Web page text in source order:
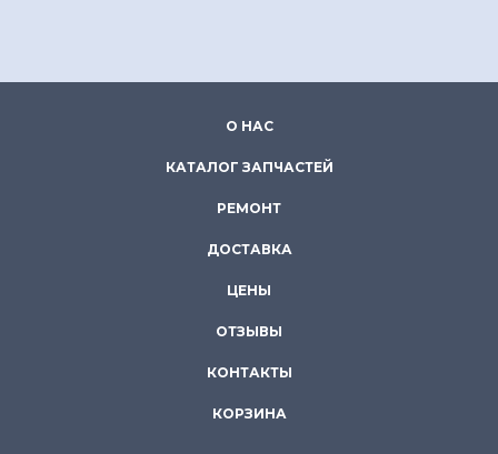
О НАС
КАТАЛОГ ЗАПЧАСТЕЙ
РЕМОНТ
ДОСТАВКА
ЦЕНЫ
ОТЗЫВЫ
КОНТАКТЫ
КОРЗИНА